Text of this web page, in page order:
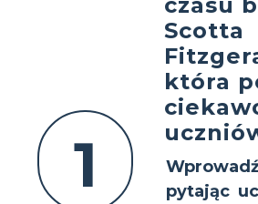
1
Scotta
która
pytając